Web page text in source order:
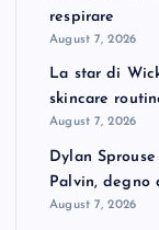
respirare
August 7, 2026
La star di
skincare
August 7, 2026
Dylan
Palvin, degno
August 7, 2026